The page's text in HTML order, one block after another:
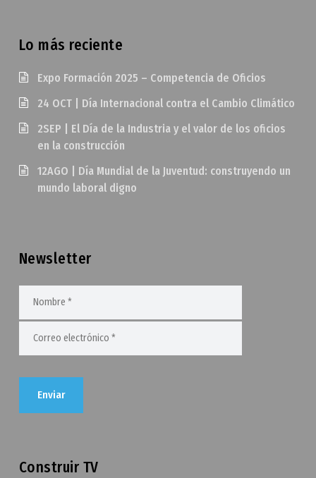
Lo más reciente
Expo Formación 2025 – Competencia de Oficios
24 OCT | Día Internacional contra el Cambio Climático
2SEP | El Día de la Industria y el valor de los oficios
en la construcción
12AGO | Día Mundial de la Juventud: construyendo un
mundo laboral digno
Newsletter
Construir TV